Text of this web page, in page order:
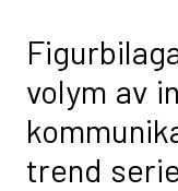
volym av
trend